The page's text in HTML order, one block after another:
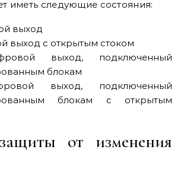
иметь следующие состояния:
выход
выход с открытым стоком
выход, подключенный
блокам
выход, подключенный
блокам с открытым
от изменения